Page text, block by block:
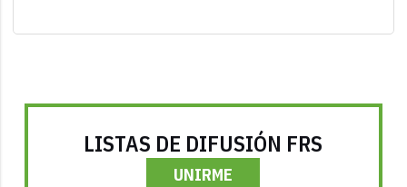
LISTAS DE DIFUSIÓN FRS
UNIRME